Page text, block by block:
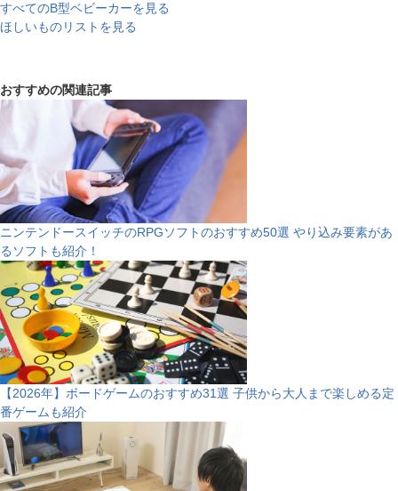
すべてのB型ベビーカーを見る
ほしいものリストを見る
おすすめの関連記事
ニンテンドースイッチのRPGソフトのおすすめ50選 やり込み要素があ
るソフトも紹介！
【2026年】ボードゲームのおすすめ31選 子供から大人まで楽しめる定
番ゲームも紹介